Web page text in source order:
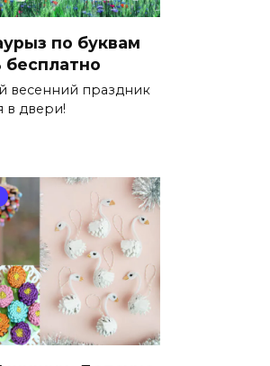
по буквам
бесплатно
весенний праздник
в двери!